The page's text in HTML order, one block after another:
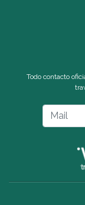
Todo contacto